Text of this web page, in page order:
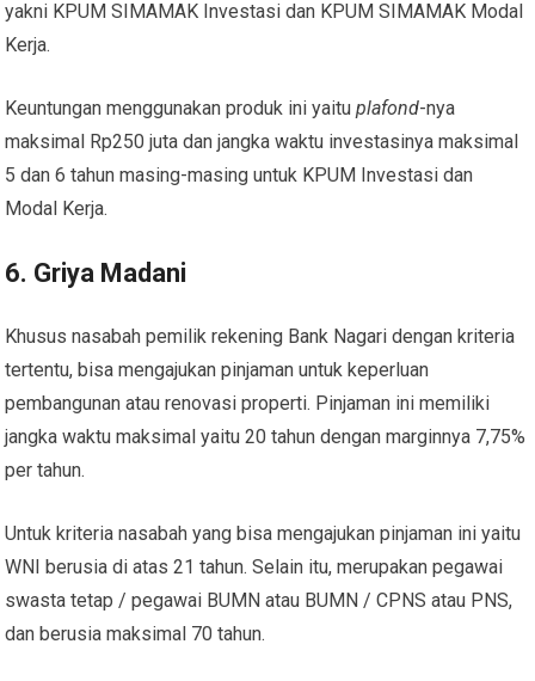
yakni KPUM SIMAMAK Investasi dan KPUM SIMAMAK Modal
Kerja.
Keuntungan menggunakan produk ini yaituplafond-nya
maksimal Rp250 juta dan jangka waktu investasinya maksimal
5 dan 6 tahun masing-masing untuk KPUM Investasi dan
Modal Kerja.
6. Griya Madani
Khusus nasabah pemilikrekening Bank Nagari dengan kriteria
tertentu, bisa mengajukan pinjaman untuk keperluan
pembangunan atau renovasi properti. Pinjaman ini memiliki
jangka waktu maksimal yaitu 20 tahun dengan marginnya 7,75%
per tahun.
Untuk kriteria nasabah yang bisa mengajukan pinjaman ini yaitu
WNI berusia di atas 21 tahun. Selain itu, merupakan pegawai
swasta tetap / pegawai BUMN atau BUMN / CPNS atau PNS,
dan berusia maksimal 70 tahun.